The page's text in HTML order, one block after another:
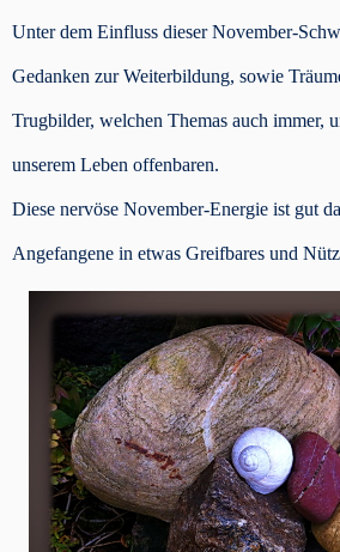
Unter dem Einfluss dieser November-
Gedanken zur Weiterbildung, sowie
Trugbilder, welchen Themas auch immer,
unserem Leben offenbaren.
Diese nervöse November-Energie ist gut
Angefangene in etwas Greifbares und